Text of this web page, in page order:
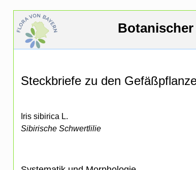
Steckbriefe zu den
Iris sibirica L.
Sibirische Schwertlilie